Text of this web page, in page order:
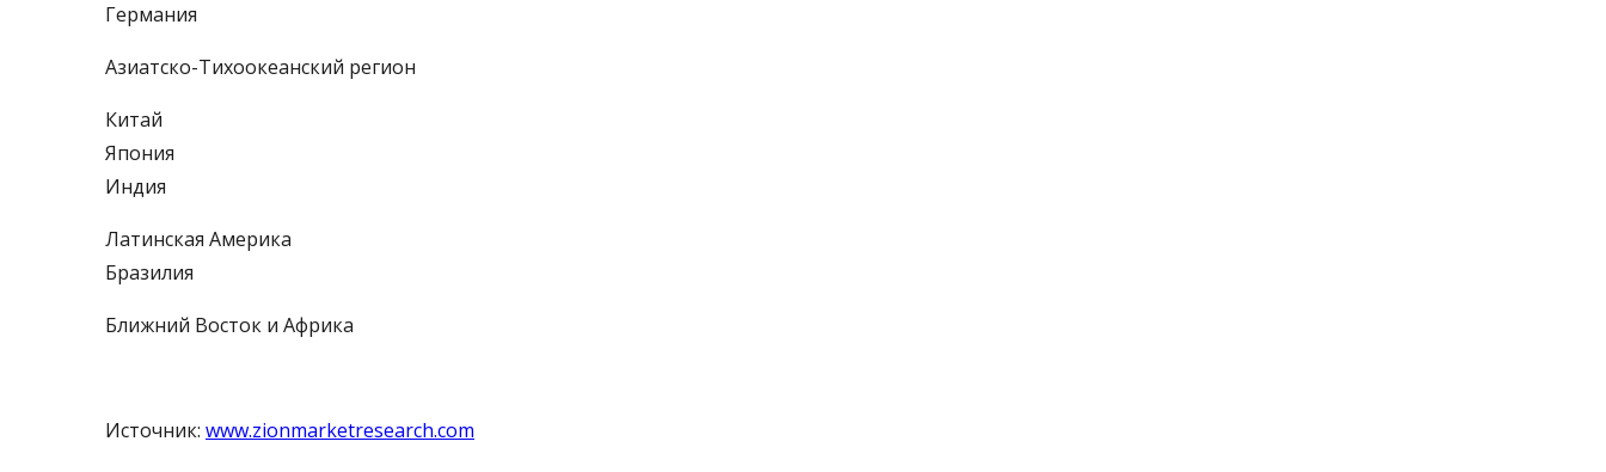
Германия
Азиатско-Тихоокеанский регион
Китай
Япония
Индия
Латинская Америка
Бразилия
Ближний Восток и Африка
Источник: www.zionmarketresearch.com